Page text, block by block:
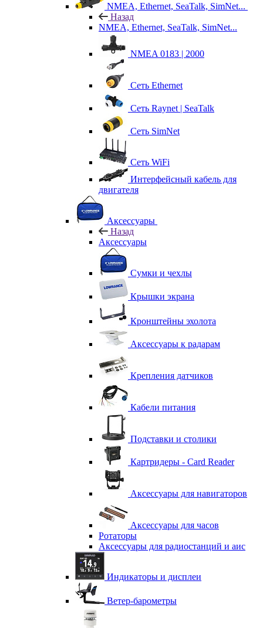
NMEA, Ethernet, SeaTalk, SimNet...
Назад
NMEA, Ethernet, SeaTalk, SimNet...
NMEA 0183 | 2000
Сеть Ethernet
Сеть Raynet | SeaTalk
Сеть SimNet
Сеть WiFi
Интерфейсный кабель для
двигателя
Аксессуары
Назад
Аксессуары
Сумки и чехлы
Крышки экрана
Кронштейны эхолота
Аксессуары к радарам
Крепления датчиков
Кабели питания
Подставки и столики
Картридеры - Card Reader
Аксессуары для навигаторов
Аксессуары для часов
Ротаторы
Аксессуары для радиостанций и аис
Индикаторы и дисплеи
Ветер-барометры